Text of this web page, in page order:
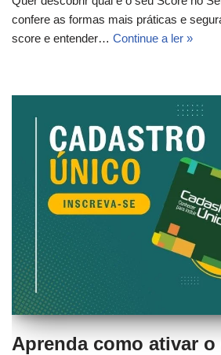
confere as formas mais práticas e
score e entender… Continue a ler »
Aprenda como ativar o